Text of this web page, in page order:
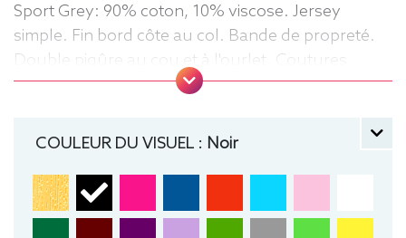
Sport Grey: 90% coton, 10% viscose. Jersey
simple. Fin bord côte au col. Bande de propreté.
Double piqûre au cou et à l'ourlet. Coutures
latérales. Surface très lisse. Tee-shirt,
Organic, B&C
COULEUR DU VISUEL : Noir